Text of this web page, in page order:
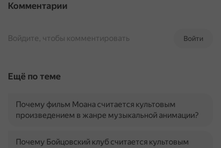
Комментарии
Войти
Войдите, чтобы комментировать
Ещё по теме
Почему фильм Моана считается культовым
произведением в жанре музыкальной анимации?
Почему Бойцовский клуб считается культовым